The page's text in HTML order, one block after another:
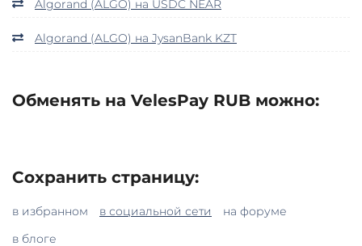
Algorand (ALGO) на USDC NEAR
Algorand (ALGO) на JysanBank KZT
Обменять на VelesPay RUB можно:
Сохранить страницу:
в избранном в социальной сети
на форуме
в блоге